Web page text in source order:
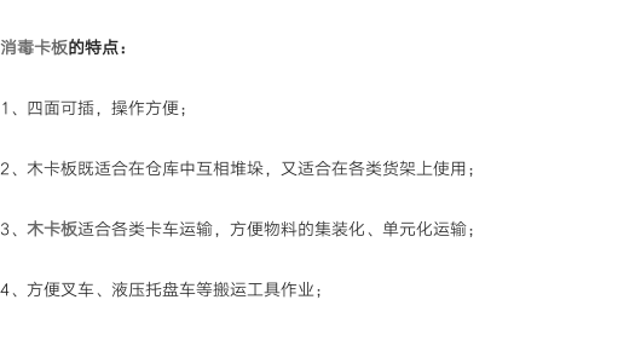
消毒卡板的特点：
1、四面可插，操作方便；
2、木卡板既适合在仓库中互相堆垛，又适合在各类货架上使用；
3、 木卡板适合各类卡车运输，方便物料的集装化、单元化运输；
4、方便叉车、液压托盘车等搬运工具作业；